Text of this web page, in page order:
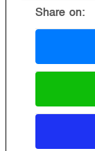
Share on: